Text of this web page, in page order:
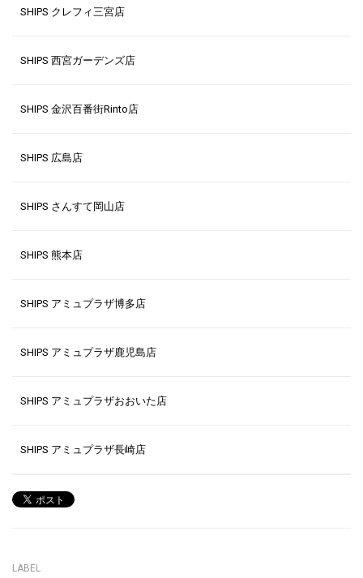
SHIPS クレフィ三宮店
SHIPS 西宮ガーデンズ店
SHIPS 金沢百番街Rinto店
SHIPS 広島店
SHIPS さんすて岡山店
SHIPS 熊本店
SHIPS アミュプラザ博多店
SHIPS アミュプラザ鹿児島店
SHIPS アミュプラザおおいた店
SHIPS アミュプラザ長崎店
LABEL